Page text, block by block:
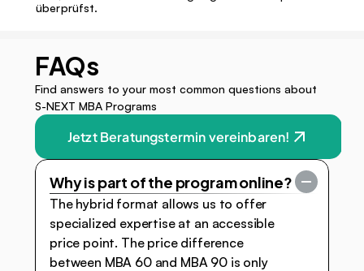
überprüfst.
FAQs
Find answers to your most common questions about
S-NEXT MBA Programs
Jetzt Beratungstermin vereinbaren!
Why is part of the program online?
The hybrid format allows us to offer
specialized expertise at an accessible
price point. The price difference
between MBA 60 and MBA 90 is only